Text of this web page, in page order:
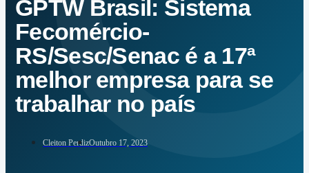
GPTW Brasil: Sistema
Fecomércio-
RS/Sesc/Senac é a 17ª
melhor empresa para se
trabalhar no país
Cleiton PerdizOutubro 17, 2023